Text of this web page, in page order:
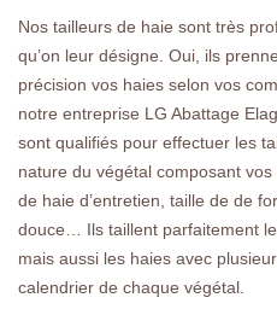
Nos tailleurs de haie sont très
qu’on leur désigne. Oui, ils
précision vos haies selon vos
notre entreprise LG Abattage
sont qualifiés pour effectuer les
nature du végétal composant
de haie d’entretien, taille de de
douce… Ils taillent parfaitement
mais aussi les haies avec
calendrier de chaque végétal.